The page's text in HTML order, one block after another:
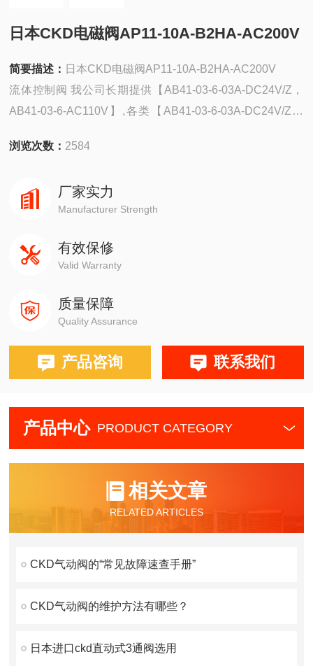
日本CKD电磁阀AP11-10A-B2HA-AC200V
简要描述： 日本CKD电磁阀AP11-10A-B2HA-AC200V
流体控制阀 我公司长期提供【AB41-03-6-03A-DC24V/Z，
AB41-03-6-AC110V】,各类【AB41-03-6-03A-DC24V/Z，
浏览次数： 2584
厂家实力
Manufacturer Strength
有效保修
Valid Warranty
质量保障
Quality Assurance
产品咨询 联系我们
产品中心 PRODUCT CATEGORY
相关文章
RELATED ARTICLES
CKD气动阀的“常见故障速查手册”
CKD气动阀的维护方法有哪些？
日本进口ckd直动式3通阀选用